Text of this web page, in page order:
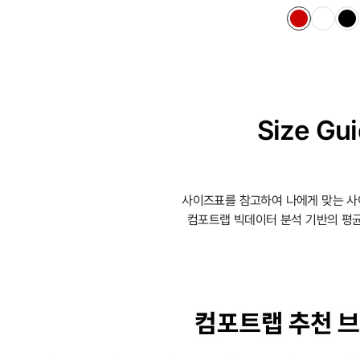
Size
사이즈표를 참고하여 나에게 맞는
컴포트랩 빅데이터 분석 기반의 평